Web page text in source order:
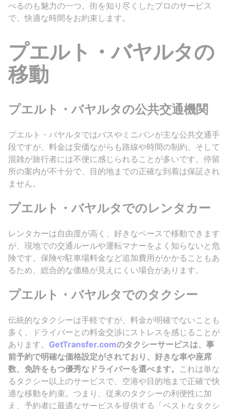
べるのも魅力の一つ。街を知り尽くしたプロのサービス
で、快適な時間をお約束します。
プエルト・バヤルタの
移動
プエルト・バヤルタの公共交通機関
プエルト・バヤルタではバスやミニバンが主な公共交通手
段ですが、料金は安価ながらも路線や時間の制約、そして
混雑が旅行者には不便に感じられることが多いです。停留
所の案内が不十分で、目的地までの正確な到着は保証され
ません。
プエルト・バヤルタでのレンタカー
レンタカーは自由度が高く、好きなペースで移動できます
が、現地での交通ルールや運転マナーをよく知らないと危
険です。保険や駐車場料金など追加費用がかかることもあ
るため、総合的な価格が見えにくい場合があります。
プエルト・バヤルタでのタクシー
伝統的なタクシーは手軽ですが、料金が明確でないことも
多く、ドライバーとの料金交渉にストレスを感じることが
あります。 GetTransfer.comのタクシーサービスは、事
前予約で明確な価格設定がされており、好きな車や座席
数、免許をもつ優秀なドライバーを選べます。 これは単な
るタクシー以上のサービスで、空港や目的地まで正確で快
適な移動を約束。つまり、従来のタクシーの利便性に加
え、予約者に最適なサービスを提供する「ベストなタクシ